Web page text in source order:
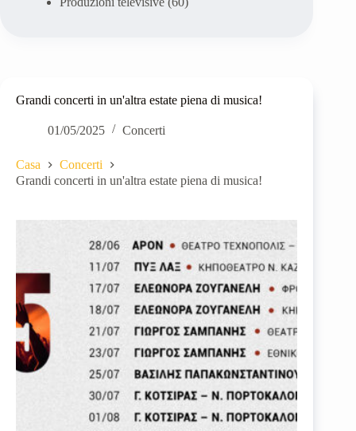
Grandi concerti in un'altra estate piena di musica!
01/05/2025 Concerti
Casa
Concerti
Grandi concerti in un'altra estate piena di musica!